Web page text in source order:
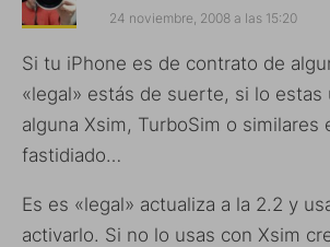
24 noviembre, 2008 a las 15:20
Si tu iPhone es de contrato de
«legal» estás de suerte, si lo estas
alguna Xsim, TurboSim o similares
fastidiado…
Es es «legal» actualiza a la 2.2 y
activarlo. Si no lo usas con Xsim